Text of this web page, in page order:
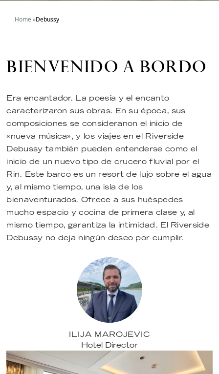
Home »Debussy
BIENVENIDO A BORDO
Era encantador. La poesía y el encanto
caracterizaron sus obras. En su época, sus
composiciones se consideranon el inicio de
«nueva música», y los viajes en el Riverside
Debussy también pueden entenderse como el
inicio de un nuevo tipo de crucero fluvial por el
Rin. Este barco es un resort de lujo sobre el agua
y, al mismo tiempo, una isla de los
bienaventurados. Ofrece a sus huéspedes
mucho espacio y cocina de primera clase y, al
mismo tiempo, garantiza la intimidad. El Riverside
Debussy no deja ningún deseo por cumplir.
ILIJA MAROJEVIC
Hotel Director